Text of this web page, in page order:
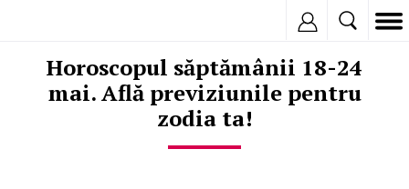
Horoscopul săptămânii 18-24
mai. Află previziunile pentru
zodia ta!